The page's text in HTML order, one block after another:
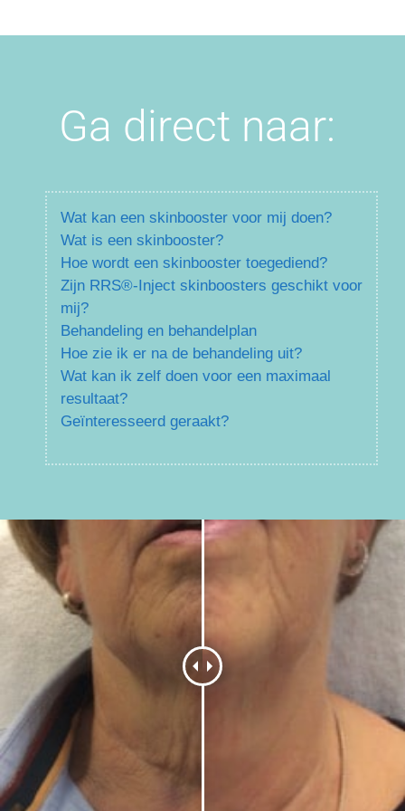
Ga direct naar:
Wat kan een skinbooster voor mij doen?
Wat is een skinbooster?
Hoe wordt een skinbooster toegediend?
Zijn RRS®-Inject skinboosters geschikt voor
mij?
Behandeling en behandelplan
Hoe zie ik er na de behandeling uit?
Wat kan ik zelf doen voor een maximaal
resultaat?
Geïnteresseerd geraakt?